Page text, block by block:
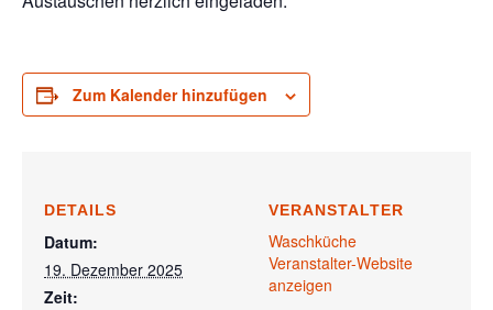
Zum Kalender hinzufügen
DETAILS
Datum:
19. Dezember 2025
Zeit:
VERANSTALTER
Waschküche
Veranstalter-Website
anzeigen